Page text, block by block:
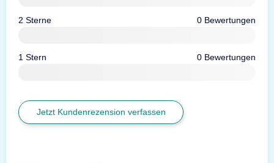
2 Sterne 0 Bewertungen
1 Stern 0 Bewertungen
Jetzt Kundenrezension verfassen